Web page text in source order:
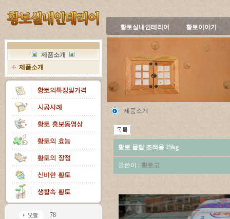
황토실내인테리어 황토이야기
제품소개
제품소개
78
제품소개
황토 몰탈 조적용 25kg
글쓴이 : 황토고